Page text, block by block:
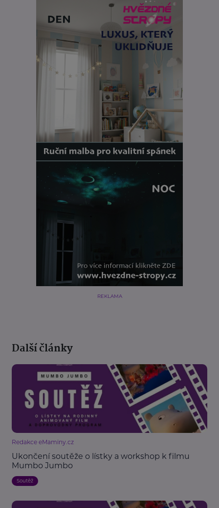
REKLAMA
Další články
Redakce eMaminy.cz
Ukončení soutěže o lístky a workshop k filmu
Mumbo Jumbo
Soutěž